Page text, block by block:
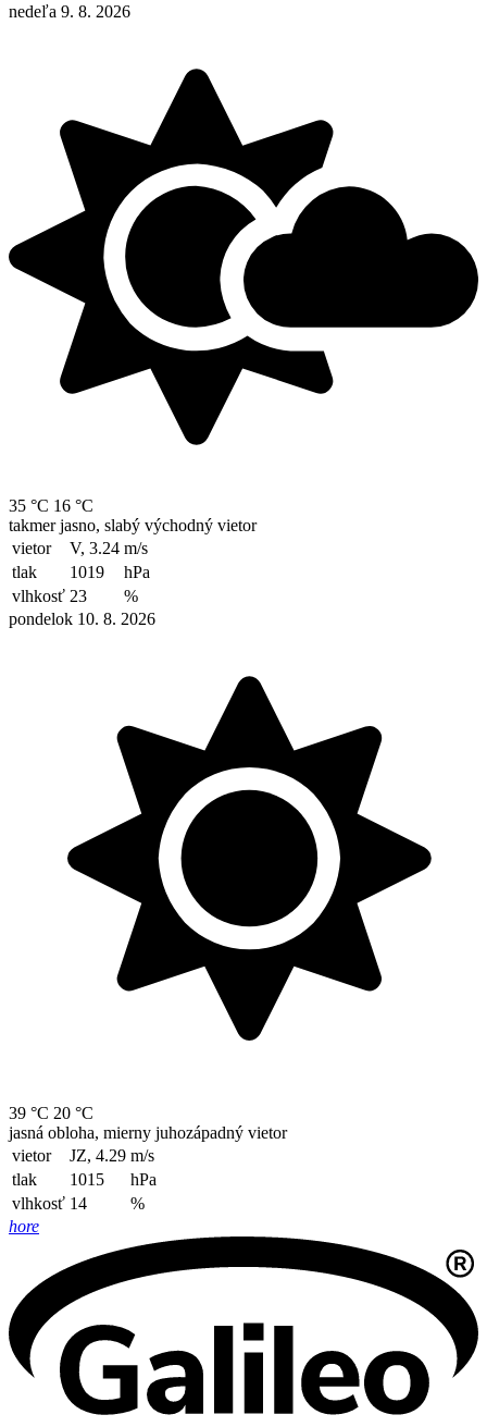
nedeľa 9. 8. 2026
35 °C 16 °C
takmer jasno, slabý východný vietor
vietor
V, 3.24 m/s
tlak
1019
hPa
vlhkosť 23
%
pondelok 10. 8. 2026
39 °C 20 °C
jasná obloha, mierny juhozápadný vietor
vietor
JZ, 4.29 m/s
tlak
1015
hPa
vlhkosť 14
%
hore